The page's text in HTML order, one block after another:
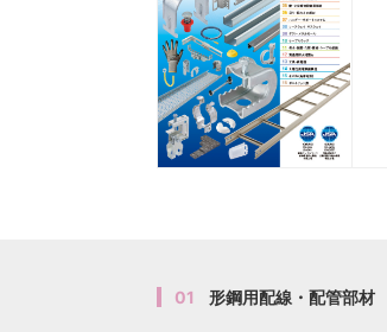
01 形鋼用配線・配管部材